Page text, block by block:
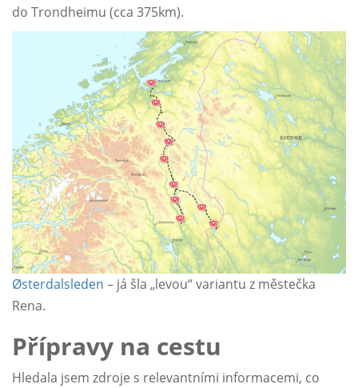
do Trondheimu (cca 375km).
Østerdalsleden – já šla „levou“ variantu z městečka
Rena.
Přípravy na cestu
Hledala jsem zdroje s relevantními informacemi, co